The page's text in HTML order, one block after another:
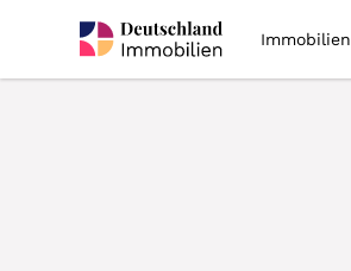
Immobilien